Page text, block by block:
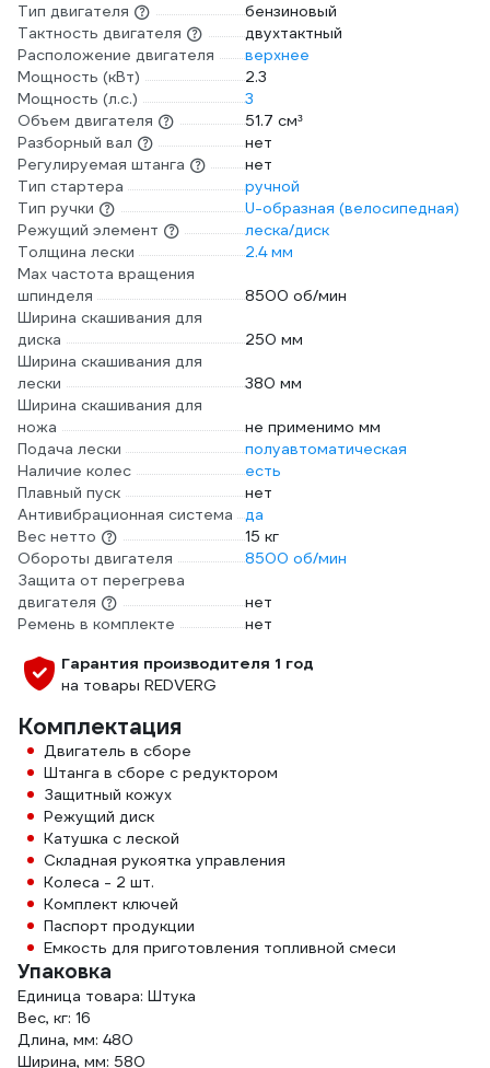
Тип двигателя
бензиновый
Тактность двигателя
двухтактный
Расположение двигателя
верхнее
Мощность (кВт)
2.3
Мощность (л.с.)
3
Объем двигателя
51.7 см³
Разборный вал
нет
Регулируемая штанга
нет
Тип стартера
ручной
Тип ручки
U-образная (велосипедная)
Режущий элемент
леска/диск
Толщина лески
2.4 мм
Max частота вращения
шпинделя
8500 об/мин
Ширина скашивания для
диска
250 мм
Ширина скашивания для
лески
380 мм
Ширина скашивания для
ножа
не применимо мм
Подача лески
полуавтоматическая
Наличие колес
есть
Плавный пуск
нет
Антивибрационная система
да
Вес нетто
15 кг
Обороты двигателя
8500 об/мин
Защита от перегрева
двигателя
нет
Ремень в комплекте
нет
Гарантия производителя 1 год
на товары REDVERG
Комплектация
Двигатель в сборе
Штанга в сборе с редуктором
Защитный кожух
Режущий диск
Катушка с леской
Складная рукоятка управления
Колеса - 2 шт.
Комплект ключей
Паспорт продукции
Емкость для приготовления топливной смеси
Упаковка
Единица товара: Штука
Вес, кг: 16
Длина, мм: 480
Ширина, мм: 580